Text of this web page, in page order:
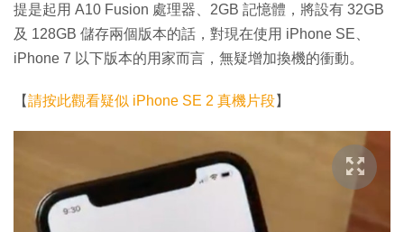
提是起用 A10 Fusion 處理器、2GB 記憶體，將設有 32GB
及 128GB 儲存兩個版本的話，對現在使用 iPhone SE、
iPhone 7 以下版本的用家而言，無疑增加換機的衝動。
【請按此觀看疑似 iPhone SE 2 真機片段】